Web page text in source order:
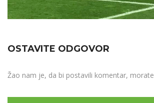
OSTAVITE ODGOVOR
Žao nam je, da bi postavili komentar, morate